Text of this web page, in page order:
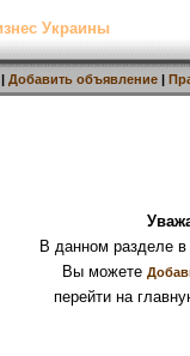
Украины
| Добавить объявление |
В данном разделе
Вы можете
перейти на